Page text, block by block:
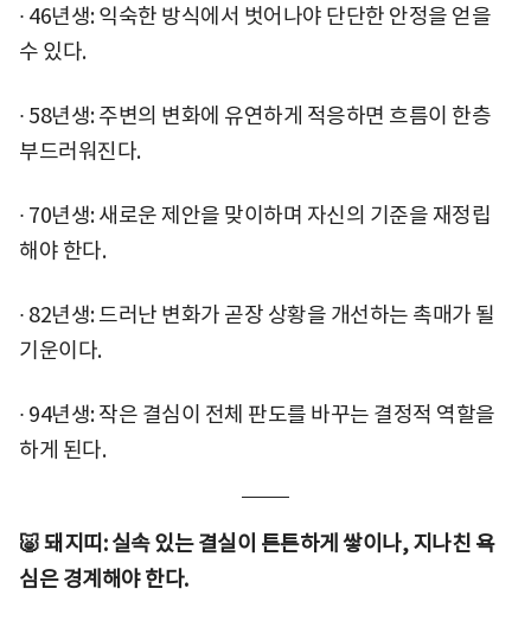
∙ 46년생: 익숙한 방식에서 벗어나야 단단한 안정을 얻을
수 있다.
∙ 58년생: 주변의 변화에 유연하게 적응하면 흐름이 한층
부드러워진다.
∙ 70년생: 새로운 제안을 맞이하며 자신의 기준을 재정립
해야 한다.
∙ 82년생: 드러난 변화가 곧장 상황을 개선하는 촉매가 될
기운이다.
∙ 94년생: 작은 결심이 전체 판도를 바꾸는 결정적 역할을
하게 된다.
🐷 돼지띠: 실속 있는 결실이 튼튼하게 쌓이나, 지나친 욕
심은 경계해야 한다.